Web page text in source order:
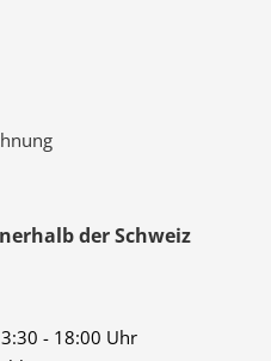
der Schweiz
- 18:00 Uhr